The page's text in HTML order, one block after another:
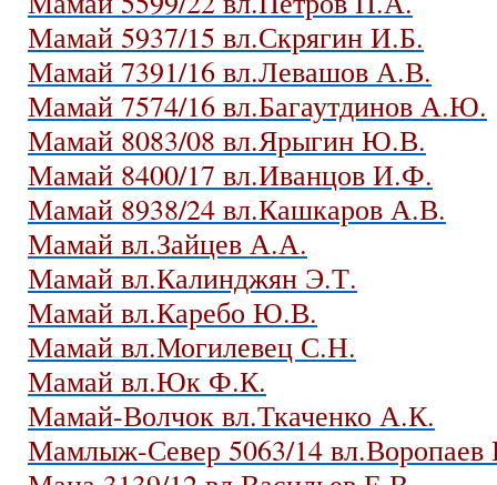
Мамай 5937/15 вл.Скрягин И.Б.
Мамай 7391/16 вл.Левашов А.В.
Мамай 7574/16 вл.Багаутдинов А.Ю.
Мамай 8083/08 вл.Ярыгин Ю.В.
Мамай 8400/17 вл.Иванцов И.Ф.
Мамай 8938/24 вл.Кашкаров А.В.
Мамай вл.Зайцев А.А.
Мамай вл.Калинджян Э.Т.
Мамай вл.Каребо Ю.В.
Мамай вл.Могилевец С.Н.
Мамай вл.Юк Ф.К.
Мамай-Волчок вл.Ткаченко А.К.
Мамлыж-Север 5063/14